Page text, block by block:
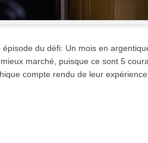
épisode du défi: Un mois en
marché, puisque ce sont 5
compte rendu de leur